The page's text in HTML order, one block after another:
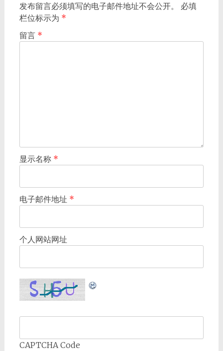
发布留言必须填写的电子邮件地址不会公开。
必填
栏位标示为 *
留言 *
显示名称 *
电子邮件地址 *
个人网站网址
CAPTCHA Code